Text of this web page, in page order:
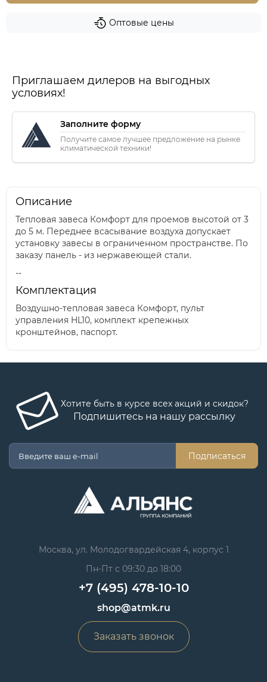
Оптовые цены
Приглашаем дилеров на выгодных
условиях!
Заполните форму
Получите самое лучшее предложение на рынке
климатической техники!
Описание
Тепловая завеса Комфорт для проемов высотой от 3
до 5 м. Переднее всасывание воздуха допускает
установку завесы в ограниченном пространстве. По
заказу панель - из нержавеющей стали.
--
Комплектация
Воздушно-тепловая завеса Комфорт, пульт
управления HL10, комплект крепежных
кронштейнов, паспорт.
Хотите быть в курсе всех акций и скидок?
Подпишитесь на нашу рассылку
Подписаться
Москва, ул. Молодогвардейская 4, корпус 1
Пн-Пт с 09:30 до 18:00
+7 (495) 478-10-10
shop@atmk.ru
Заказать звонок